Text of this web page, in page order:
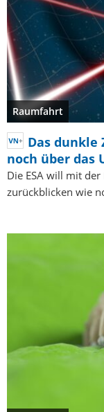
Raumfahrt
Das
noch über das
Die ESA will mit
zurückblicken wie